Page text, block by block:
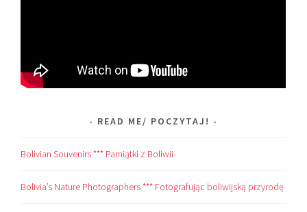
READ ME/ POCZYTAJ!
Bolivian Souvenirs *** Pamiątki z Boliwii
Bolivia’s Nature Photographers *** Fotografując boliwijską przyrodę